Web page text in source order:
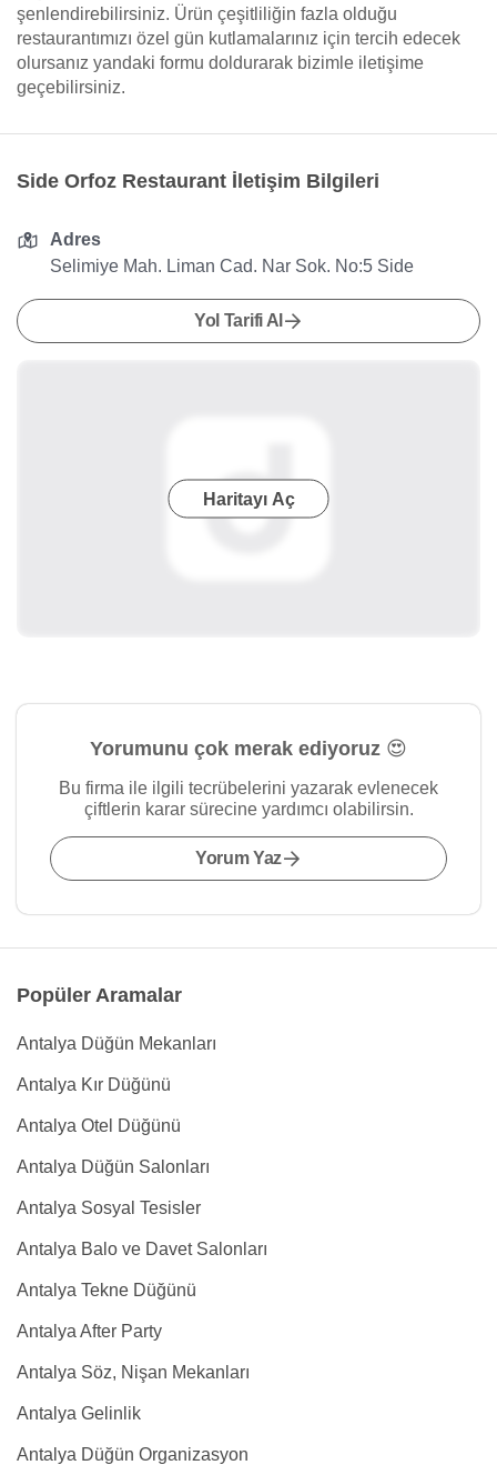
şenlendirebilirsiniz. Ürün çeşitliliğin fazla olduğu
restaurantımızı özel gün kutlamalarınız için tercih edecek
olursanız yandaki formu doldurarak bizimle iletişime
geçebilirsiniz.
Side Orfoz Restaurant İletişim Bilgileri
Adres
Selimiye Mah. Liman Cad. Nar Sok. No:5 Side
Yol Tarifi Al
Haritayı Aç
Yorumunu çok merak ediyoruz 😍
Bu firma ile ilgili tecrübelerini yazarak evlenecek
çiftlerin karar sürecine yardımcı olabilirsin.
Yorum Yaz
Popüler Aramalar
Antalya Düğün Mekanları
Antalya Kır Düğünü
Antalya Otel Düğünü
Antalya Düğün Salonları
Antalya Sosyal Tesisler
Antalya Balo ve Davet Salonları
Antalya Tekne Düğünü
Antalya After Party
Antalya Söz, Nişan Mekanları
Antalya Gelinlik
Antalya Düğün Organizasyon